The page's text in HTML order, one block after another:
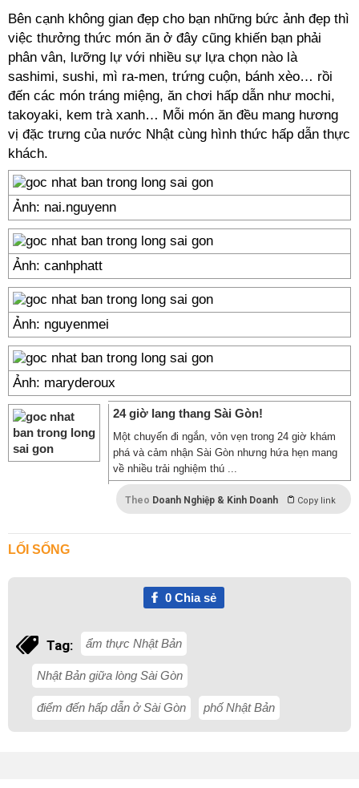
Bên cạnh không gian đẹp cho bạn những bức ảnh đẹp thì
việc thưởng thức món ăn ở đây cũng khiến bạn phải
phân vân, lưỡng lự với nhiều sự lựa chọn nào là
sashimi, sushi, mì ra-men, trứng cuộn, bánh xèo… rồi
đến các món tráng miệng, ăn chơi hấp dẫn như mochi,
takoyaki, kem trà xanh… Mỗi món ăn đều mang hương
vị đặc trưng của nước Nhật cùng hình thức hấp dẫn thực
khách.
Ảnh: nai.nguyenn
Ảnh: canhphatt
Ảnh: nguyenmei
Ảnh: maryderoux
24 giờ lang thang Sài Gòn!
Một chuyến đi ngắn, vỏn vẹn trong 24 giờ khám
phá và cảm nhận Sài Gòn nhưng hứa hẹn mang
về nhiều trải nghiệm thú ...
Theo Doanh Nghiệp & Kinh Doanh Copy link
LỐI SỐNG
0Chia sẻ
Tag: ẩm thực Nhật Bản
Nhật Bản giữa lòng Sài Gòn
điểm đến hấp dẫn ở Sài Gòn phố Nhật Bản